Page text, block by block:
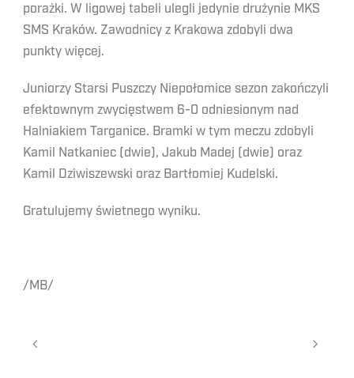
porażki. W ligowej tabeli ulegli jedynie drużynie MKS
SMS Kraków. Zawodnicy z Krakowa zdobyli dwa
punkty więcej.
Juniorzy Starsi Puszczy Niepołomice sezon zakończyli
efektownym zwycięstwem 6-0 odniesionym nad
Halniakiem Targanice. Bramki w tym meczu zdobyli
Kamil Natkaniec (dwie), Jakub Madej (dwie) oraz
Kamil Dziwiszewski oraz Bartłomiej Kudelski.
Gratulujemy świetnego wyniku.
/MB/